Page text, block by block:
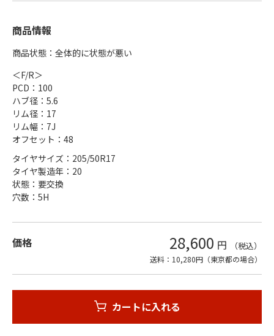
商品情報
商品状態：全体的に状態が悪い
＜F/R＞
PCD：100
ハブ径：5.6
リム径：17
リム幅：7J
オフセット：48
タイヤサイズ：205/50R17
タイヤ製造年：20
状態：要交換
穴数：5H
価格 28,600 円 （税込）
送料：10,280円（東京都の場合）
カートに入れる